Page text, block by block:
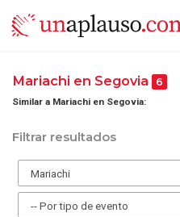
Mariachi en Segovia 6
Similar a Mariachi en Segovia:
Filtrar resultados